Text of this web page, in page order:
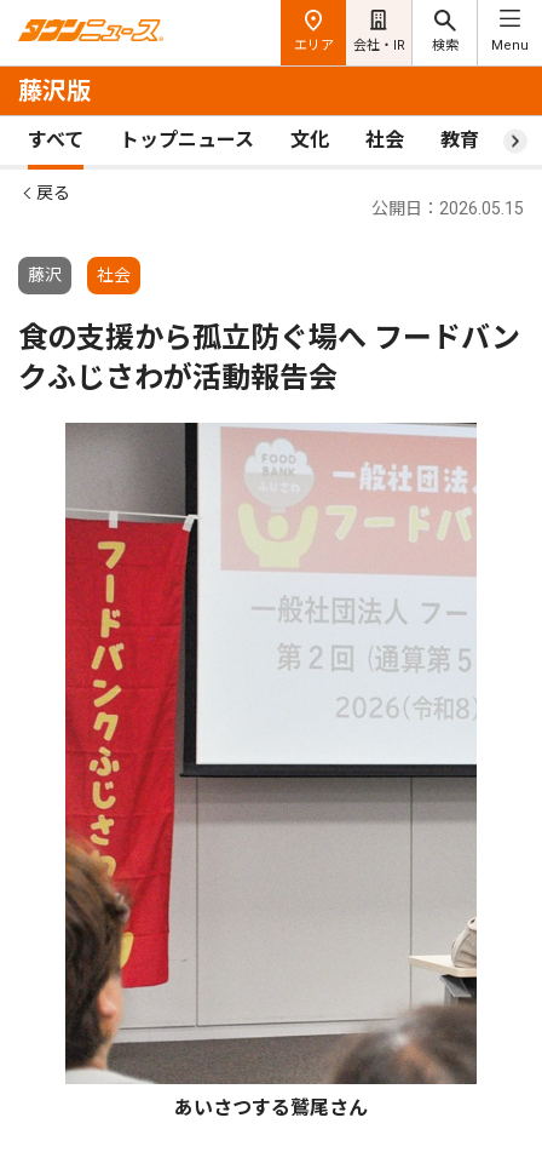
エリア 会社・IR 検索 Menu
藤沢版
すべて トップニュース 文化 社会 教育 ス
戻る
藤沢 社会
公開日：2026.05.15
食の支援から孤立防ぐ場へ フードバン
クふじさわが活動報告会
あいさつする鷲尾さん